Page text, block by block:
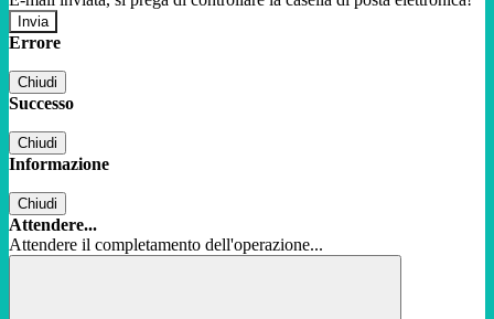
Errore
Chiudi
Successo
Chiudi
Informazione
Chiudi
Attendere...
Attendere il completamento dell'operazione...